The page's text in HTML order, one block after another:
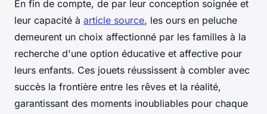
En fin de compte, de par leur conception soignée et
leur capacité à article source, les ours en peluche
demeurent un choix affectionné par les familles à la
recherche d'une option éducative et affective pour
leurs enfants. Ces jouets réussissent à combler avec
succès la frontière entre les rêves et la réalité,
garantissant des moments inoubliables pour chaque